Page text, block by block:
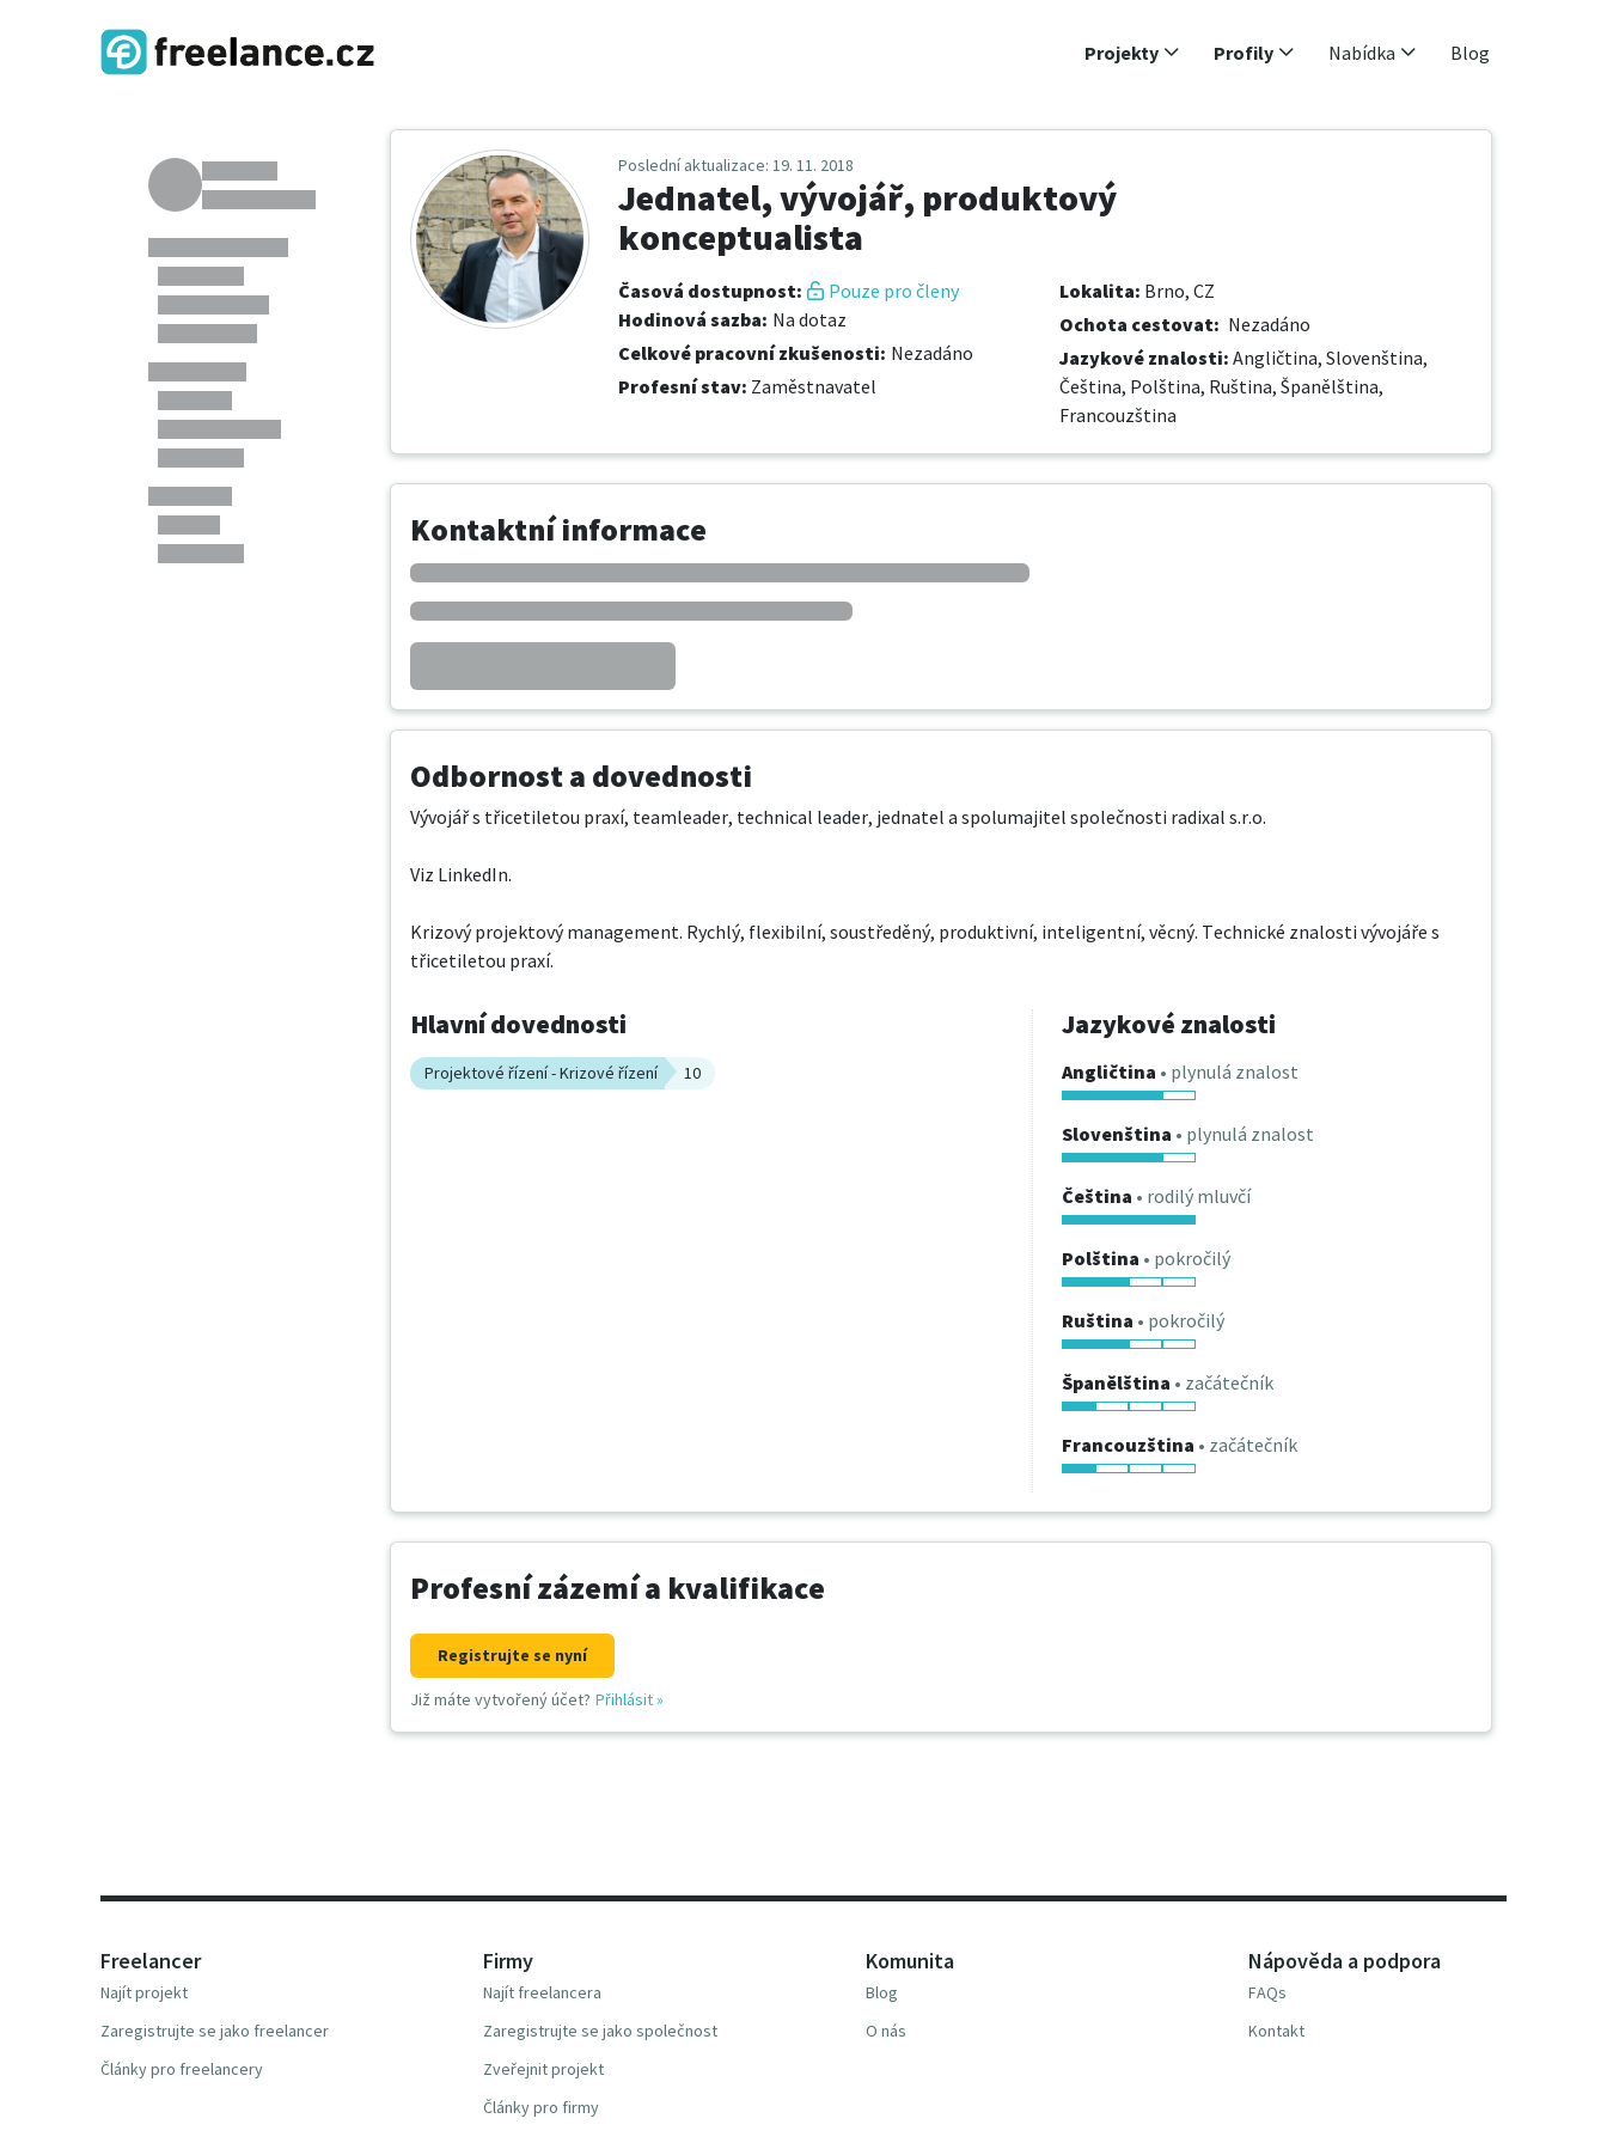
Projekty Profily Nabídka Blog
Poslední aktualizace: 19. 11. 2018
Jednatel, vývojář, produktový
konceptualista
Časová dostupnost:
Pouze pro členy
Hodinová sazba: Na dotaz
Celkové pracovní zkušenosti: Nezadáno
Profesní stav: Zaměstnavatel
Lokalita: Brno, CZ
Ochota cestovat: Nezadáno
Jazykové znalosti: Angličtina, Slovenština,
Čeština, Polština, Ruština, Španělština,
Francouzština
Kontaktní informace
Odbornost a dovednosti
Vývojář s třicetiletou praxí, teamleader, technical leader, jednatel a spolumajitel společnosti radixal s.r.o.
Viz LinkedIn.
Krizový projektový management. Rychlý, flexibilní, soustředěný, produktivní, inteligentní, věcný. Technické znalosti vývojáře s
třicetiletou praxí.
Hlavní dovednosti
Projektové řízení - Krizové řízení 10
Jazykové znalosti
Angličtina • plynulá znalost
Slovenština • plynulá znalost
Čeština • rodilý mluvčí
Polština • pokročilý
Ruština • pokročilý
Španělština • začátečník
Francouzština • začátečník
Profesní zázemí a kvalifikace
Registrujte se nyní
Již máte vytvořený účet? Přihlásit»
Freelancer
Najít projekt
Zaregistrujte se jako freelancer
Články pro freelancery
Firmy
Najít freelancera
Zaregistrujte se jako společnost
Zveřejnit projekt
Články pro firmy
Komunita
Blog
O nás
Nápověda a podpora
FAQs
Kontakt